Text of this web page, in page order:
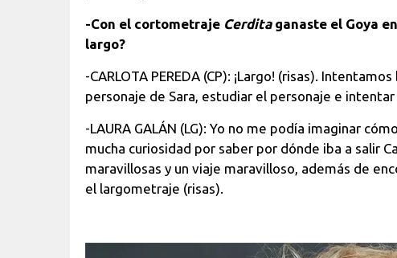
-Con el cortometraje Cerditaganaste el Goya
largo?
-CARLOTA PEREDA (CP): ¡Largo! (risas).
personaje de Sara, estudiar el personaje e
-LAURA GALÁN (LG): Yo no me podía imaginar
mucha curiosidad por saber por dónde iba a salir
maravillosas y un viaje maravilloso, además de
el largometraje (risas).